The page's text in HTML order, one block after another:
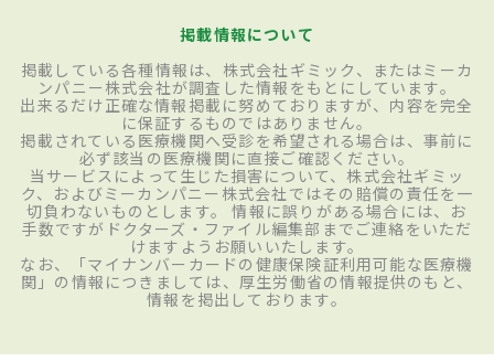
掲載情報について
掲載している各種情報は、株式会社ギミック、またはミーカ
ンパニー株式会社が調査した情報をもとにしています。
出来るだけ正確な情報掲載に努めておりますが、内容を完全
に保証するものではありません。
掲載されている医療機関へ受診を希望される場合は、事前に
必ず該当の医療機関に直接ご確認ください。
当サービスによって生じた損害について、株式会社ギミッ
ク、およびミーカンパニー株式会社ではその賠償の責任を一
切負わないものとします。 情報に誤りがある場合には、お
手数ですがドクターズ・ファイル編集部までご連絡をいただ
けますようお願いいたします。
なお、「マイナンバーカードの健康保険証利用可能な医療機
関」の情報につきましては、厚生労働省の情報提供のもと、
情報を掲出しております。